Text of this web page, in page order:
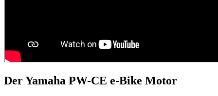
Der Yamaha PW-CE e-Bike Motor